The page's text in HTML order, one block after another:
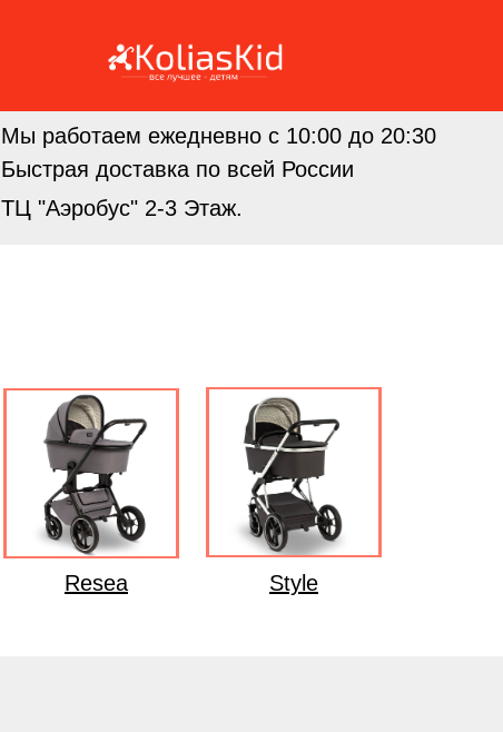
Мы работаем ежедневно с 10:00 до 20:30
Быстрая доставка по всей России
ТЦ "Аэробус" 2-3 Этаж.
Resea Style